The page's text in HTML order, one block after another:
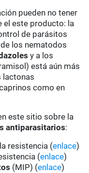
pueden no tener
el este producto: la
de parásitos
los nematodos
y a los
está aún más
lactonas
como en
este sitio sobre la
antiparasitarios:
resistencia (enlace)
(enlace)
(MIP) (enlace)